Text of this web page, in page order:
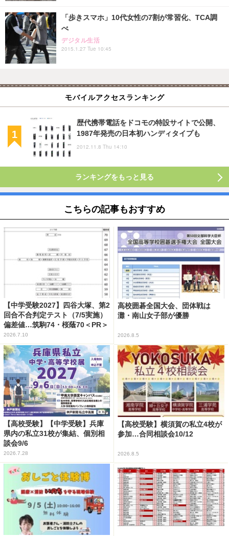
「歩きスマホ」10代女性の7割が常習化、TCA調
べ
デジタル生活
2015.1.27 Tue 10:45
モバイルアクセスランキング
歴代携帯電話をドコモの特設サイトで公開、
1987年発売の日本初ハンディタイプも
2012.11.8 Thu 14:10
ランキングをもっと見る
こちらの記事もおすすめ
【中学受験2027】四谷大塚、第2
回合不合判定テスト（7/5実施）
偏差値…筑駒74・桜蔭70＜PR＞
2026.7.10
高校囲碁全国大会、団体戦は
灘・南山女子部が優勝
2026.8.5
【高校受験】【中学受験】兵庫
県内の私立31校が集結、個別相
談会9/6
2026.7.28
【高校受験】横須賀の私立4校が
参加…合同相談会10/12
2026.8.5